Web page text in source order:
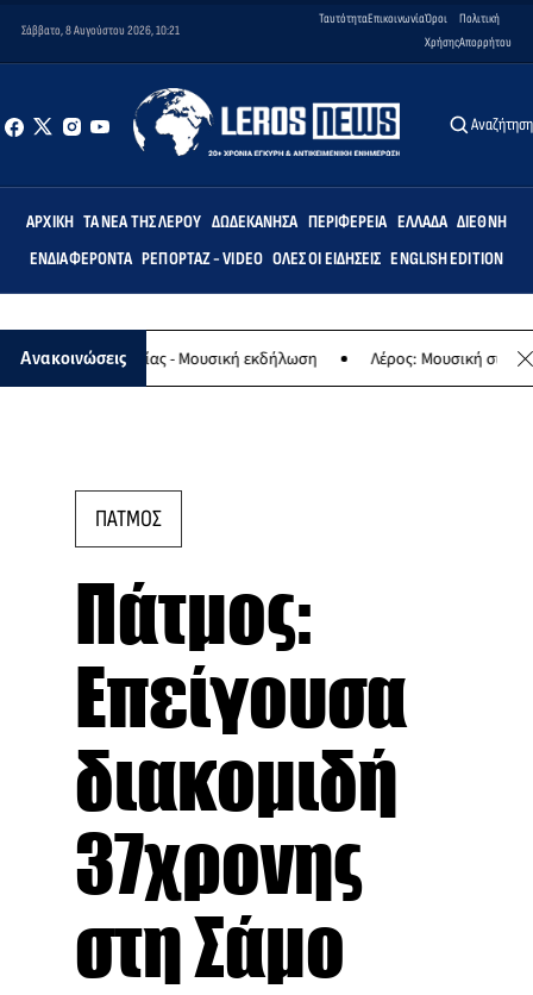
Σάββατο, 8 Αυγούστου 2026, 10:21
ΤαυτότηταΕπικοινωνίαΌροι
Χρήσης
Πολιτική
Απορρήτου
Αναζήτηση
ΑΡΧΙΚΉ ΤΑ ΝΈΑ ΤΗΣ ΛΈΡΟΥ ΔΩΔΕΚΆΝΗΣΑ ΠΕΡΙΦΈΡΕΙΑ ΕΛΛΆΔΑ ΔΙΕΘΝΉ
ΕΝΔΙΑΦΈΡΟΝΤΑ ΡΕΠΟΡΤΆΖ - VIDEO ΌΛΕΣ ΟΙ ΕΙΔΉΣΕΙΣ ENGLISH EDITION
Ανακοινώσεις
της Παναγίας - Μουσική εκδήλωση Λέρος: Μουσική συναυλία
ΠΑΤΜΟΣ
Πάτμος:
Επείγουσα
διακομιδή
37χρονης
στη Σάμο